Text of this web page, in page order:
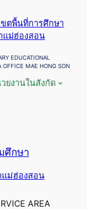
ขตพื้นที่การศึกษา
แม่ฮ่องสอน
EDUCATIONAL
OFFICE MAE HONG SON
ยงานในสังกัด
ม่ฮ่องสอน
AREA